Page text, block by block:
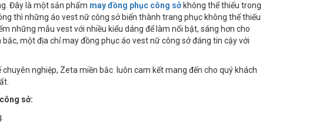
Đây là một sản phẩm may đồng phục công sởkhông thể thiếu trong
thì những áo vest nữ công sở biến thành trang phục không thể thiếu
những mẫu vest với nhiều kiểu dáng để làm nổi bật, sáng hơn cho
một địa chỉ may đồng phục áo vest nữ công sở đáng tin cậy với
nghiệp, Zeta miền bắc luôn cam kết mang đến cho quý khách
sở: